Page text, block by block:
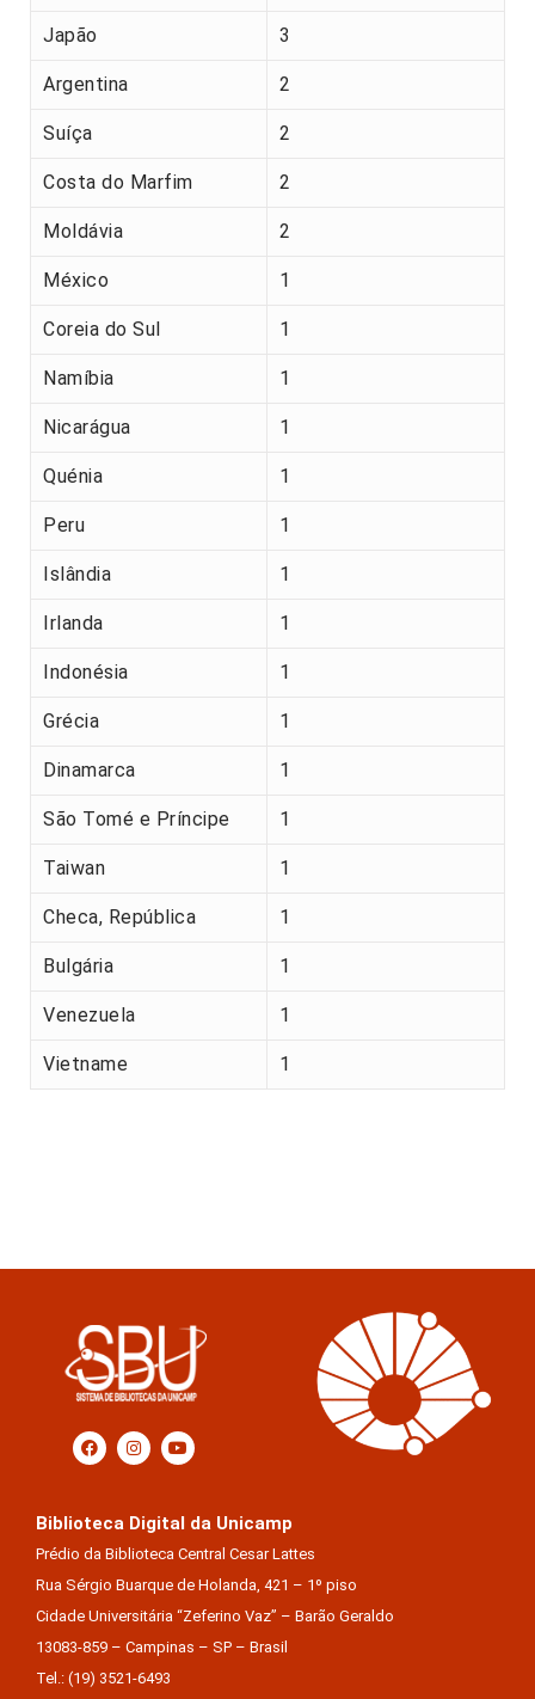
Japão 3
Argentina 2
Suíça 2
Costa do Marfim 2
Moldávia 2
México 1
Coreia do Sul 1
Namíbia 1
Nicarágua 1
Quénia 1
Peru 1
Islândia 1
Irlanda 1
Indonésia 1
Grécia 1
Dinamarca 1
São Tomé e Príncipe 1
Taiwan 1
Checa, República 1
Bulgária 1
Venezuela 1
Vietname 1
Biblioteca Digital da Unicamp
Prédio da Biblioteca Central Cesar Lattes
Rua Sérgio Buarque de Holanda, 421 – 1º piso
Cidade Universitária “Zeferino Vaz” – Barão Geraldo
13083-859 – Campinas – SP – Brasil
Tel.: (19) 3521-6493